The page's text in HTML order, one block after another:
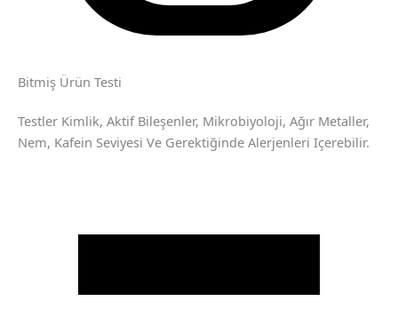
Bitmiş Ürün Testi
Testler Kimlik, Aktif Bileşenler, Mikrobiyoloji, Ağır Metaller,
Nem, Kafein Seviyesi Ve Gerektiğinde Alerjenleri Içerebilir.